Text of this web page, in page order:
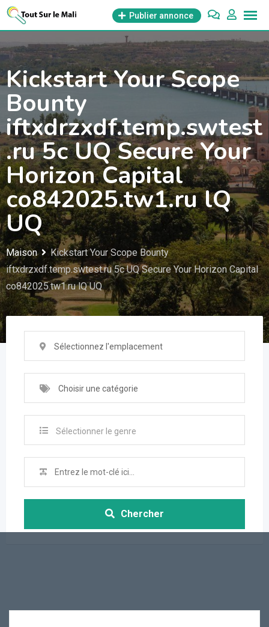
Aller
contenu
Publier annonce
Kickstart Your Scope
Bounty
iftxdrzxdf.temp.swtest
.ru 5c UQ Secure Your
Horizon Capital
co842025.tw1.ru lQ
UQ
Maison
Kickstart Your Scope Bounty
iftxdrzxdf.temp.swtest.ru 5c UQ Secure Your Horizon Capital
co842025.tw1.ru lQ UQ
Sélectionnez l'emplacement
Choisir une catégorie
Sélectionner le genre
Chercher